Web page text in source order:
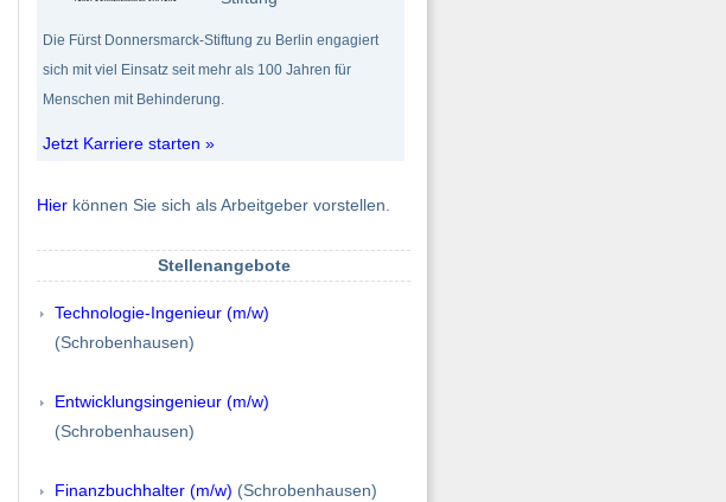
Die Fürst Donnersmarck-Stiftung zu Berlin engagiert
sich mit viel Einsatz seit mehr als 100 Jahren für
Menschen mit Behinderung.
Jetzt Karriere starten »
Hier können Sie sich als Arbeitgeber vorstellen.
Stellenangebote
Technologie-Ingenieur (m/w)
(Schrobenhausen)
Entwicklungsingenieur (m/w)
(Schrobenhausen)
Finanzbuchhalter (m/w) (Schrobenhausen)